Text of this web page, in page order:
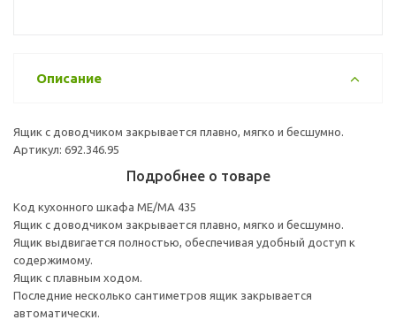
Описание
Ящик с доводчиком закрывается плавно, мягко и бесшумно.
Артикул: 692.346.95
Подробнее о товаре
Код кухонного шкафа ME/MA 435
Ящик с доводчиком закрывается плавно, мягко и бесшумно.
Ящик выдвигается полностью, обеспечивая удобный доступ к
содержимому.
Ящик с плавным ходом.
Последние несколько сантиметров ящик закрывается
автоматически.